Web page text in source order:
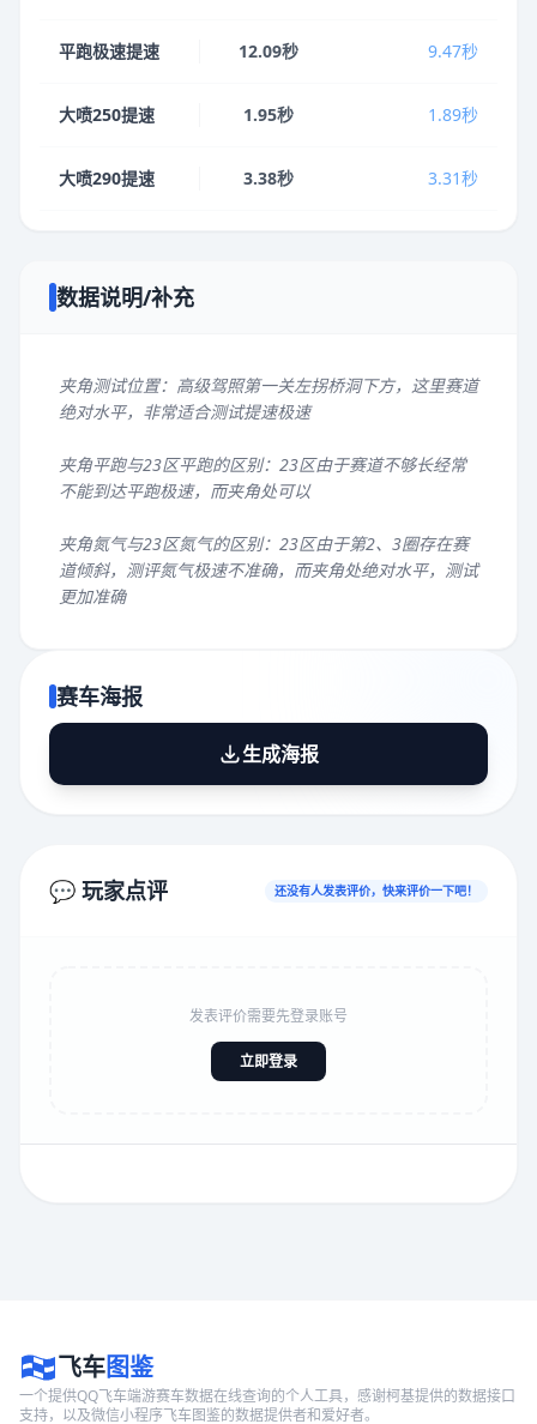
平跑极速提速 12.09秒 9.47秒
大喷250提速 1.95秒 1.89秒
大喷290提速 3.38秒 3.31秒
数据说明/补充
夹角测试位置：高级驾照第一关左拐桥洞下方，这里赛道
绝对水平，非常适合测试提速极速
夹角平跑与23区平跑的区别：23区由于赛道不够长经常
不能到达平跑极速，而夹角处可以
夹角氮气与23区氮气的区别：23区由于第2、3圈存在赛
道倾斜，测评氮气极速不准确，而夹角处绝对水平，测试
更加准确
赛车海报
生成海报
💬 玩家点评 还没有人发表评价，快来评价一下吧！
发表评价需要先登录账号
立即登录
飞车图鉴
一个提供QQ飞车端游赛车数据在线查询的个人工具，感谢柯基提供的数据接口
支持，以及微信小程序飞车图鉴的数据提供者和爱好者。